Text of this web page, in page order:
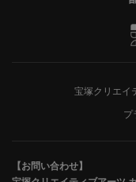
宝塚クリエイ
プ
【お問い合わせ】